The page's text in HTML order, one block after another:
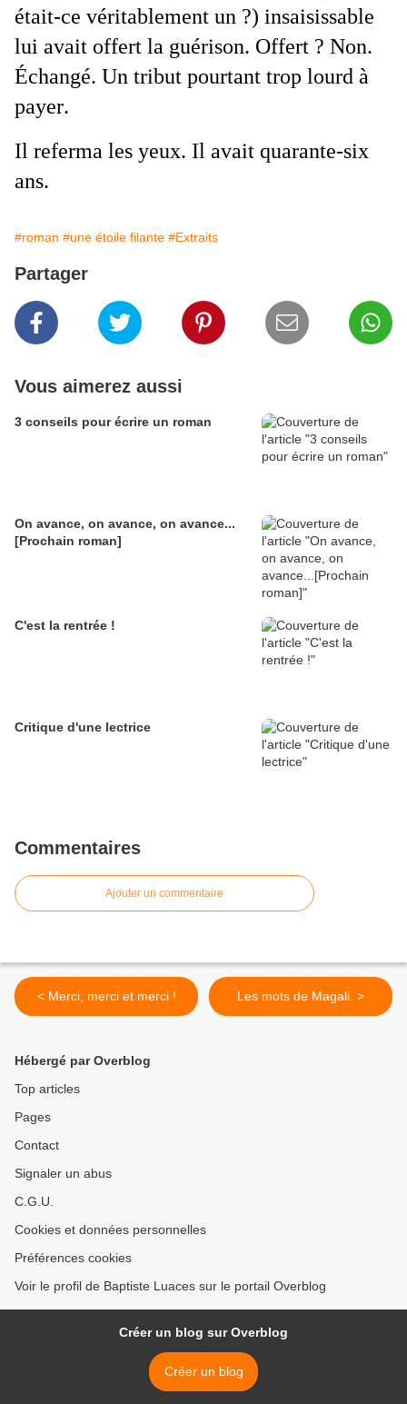
était-ce véritablement un ?) insaisissable
lui avait offert la guérison. Offert ? Non.
Échangé. Un tribut pourtant trop lourd à
payer.
Il referma les yeux. Il avait quarante-six
ans.
#roman #une étoile filante #Extraits
Partager
Vous aimerez aussi
3 conseils pour écrire un roman
On avance, on avance, on avance...
[Prochain roman]
C'est la rentrée !
Critique d'une lectrice
Commentaires
Ajouter un commentaire
< Merci, merci et merci ! Les mots de Magali. >
Hébergé par Overblog
Top articles
Pages
Contact
Signaler un abus
C.G.U.
Cookies et données personnelles
Préférences cookies
Voir le profil de Baptiste Luaces sur le portail Overblog
Créer un blog sur Overblog
Créer un blog